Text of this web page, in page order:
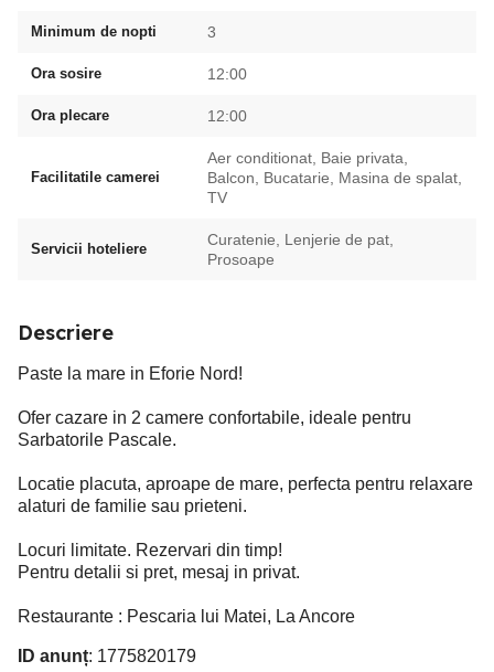
Minimum de nopti 3
Ora sosire 12:00
Ora plecare 12:00
Facilitatile camerei
Aer conditionat, Baie privata,
Balcon, Bucatarie, Masina de spalat,
TV
Servicii hoteliere
Curatenie, Lenjerie de pat,
Prosoape
Descriere
Paste la mare in Eforie Nord!
Ofer cazare in 2 camere confortabile, ideale pentru
Sarbatorile Pascale.
Locatie placuta, aproape de mare, perfecta pentru relaxare
alaturi de familie sau prieteni.
Locuri limitate. Rezervari din timp!
Pentru detalii si pret, mesaj in privat.
Restaurante : Pescaria lui Matei, La Ancore
ID anunț: 1775820179